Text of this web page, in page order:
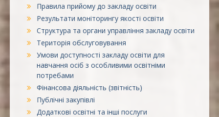
Правила прийому до закладу освіти
Результати моніторингу якості освіти
Структура та органи управління закладу освіти
Територія обслуговування
Умови доступності закладу освіти для
навчання осіб з особливими освітніми
потребами
Фінансова діяльність (звітність)
Публічні закупівлі
Додаткові освітні та інші послуги